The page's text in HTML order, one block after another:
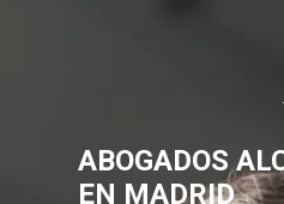
ABOGADOS
EN MADRID